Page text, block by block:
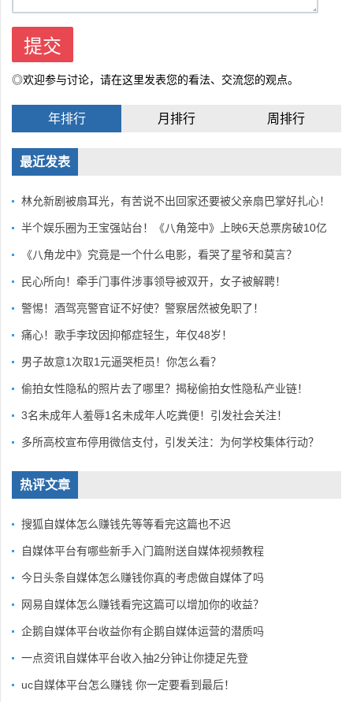
◎欢迎参与讨论，请在这里发表您的看法、交流您的观点。
年排行 月排行 周排行
最近发表
林允新剧被扇耳光，有苦说不出回家还要被父亲扇巴掌好扎心！
半个娱乐圈为王宝强站台！《八角笼中》上映6天总票房破10亿
《八角龙中》究竟是一个什么电影，看哭了星爷和莫言？
民心所向！牵手门事件涉事领导被双开，女子被解聘！
警惕！酒驾亮警官证不好使？警察居然被免职了！
痛心！歌手李玟因抑郁症轻生，年仅48岁！
男子故意1次取1元逼哭柜员！你怎么看？
偷拍女性隐私的照片去了哪里？揭秘偷拍女性隐私产业链！
3名未成年人羞辱1名未成年人吃粪便！引发社会关注！
多所高校宣布停用微信支付，引发关注：为何学校集体行动？
热评文章
搜狐自媒体怎么赚钱先等等看完这篇也不迟
自媒体平台有哪些新手入门篇附送自媒体视频教程
今日头条自媒体怎么赚钱你真的考虑做自媒体了吗
网易自媒体怎么赚钱看完这篇可以增加你的收益？
企鹅自媒体平台收益你有企鹅自媒体运营的潜质吗
一点资讯自媒体平台收入抽2分钟让你捷足先登
uc自媒体平台怎么赚钱 你一定要看到最后！